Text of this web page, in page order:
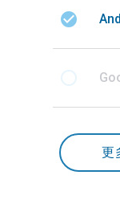
check_circle
更